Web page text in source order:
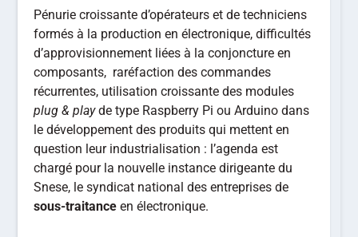
Pénurie croissante d’opérateurs et de techniciens
formés à la production en électronique, difficultés
d’approvisionnement liées à la conjoncture en
composants, raréfaction des commandes
récurrentes, utilisation croissante des modules
plug & playde type Raspberry Pi ou Arduino dans
le développement des produits qui mettent en
question leur industrialisation : l’agenda est
chargé pour la nouvelle instance dirigeante du
Snese, le syndicat national des entreprises de
sous-traitance en électronique.